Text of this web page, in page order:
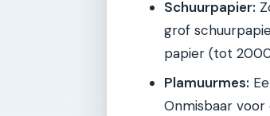
Schuurpapier:
grof
papier (tot
Plamuurmes:
Onmisbaar voor